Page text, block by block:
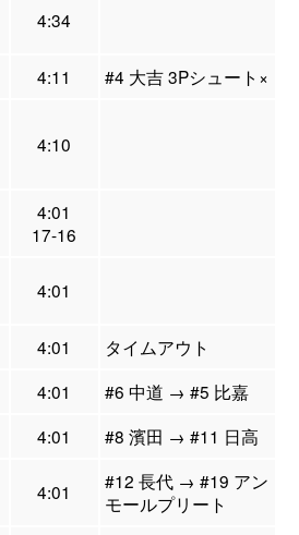
4:34
4:11
#4 大吉 3Pシュート×
4:10
4:01
17-16
4:01
4:01
タイムアウト
4:01
#6 中道 → #5 比嘉
4:01
#8 濱田 → #11 日高
4:01
#12 長代 → #19 アン
モールプリート